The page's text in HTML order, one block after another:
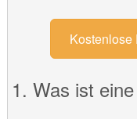
Kostenlose
Was ist